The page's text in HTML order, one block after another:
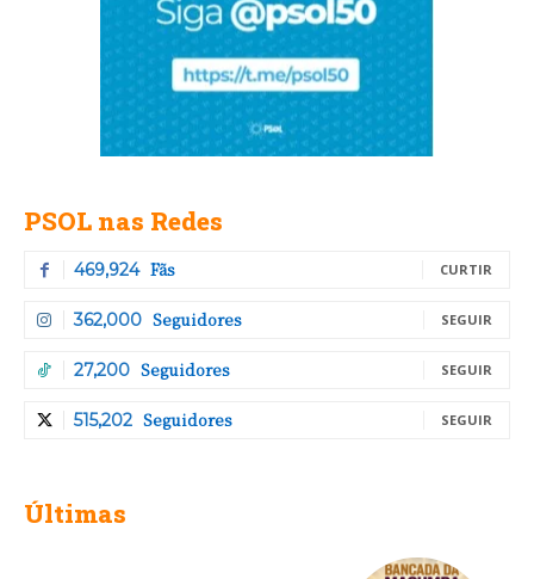
PSOL nas Redes
469,924 Fãs CURTIR
362,000 Seguidores SEGUIR
27,200 Seguidores SEGUIR
515,202 Seguidores SEGUIR
Últimas